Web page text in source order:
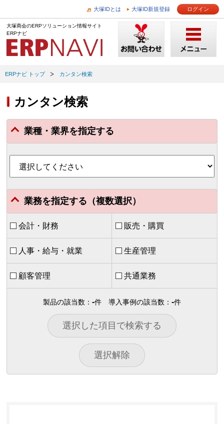
大塚IDとは 大塚ID新規登録 ログイン
大塚商会のERPソリューション情報サイト
ERPナビ
ERPナビ トップ カンタン検索
カンタン検索
業種・業界を指定する
業務を指定する（複数選択）
会計・財務 販売・購買
人事・給与・就業 生産管理
顧客管理 共通業務
製品の該当数： -件 導入事例の該当数： -件
選択した項目で検索する
選択解除